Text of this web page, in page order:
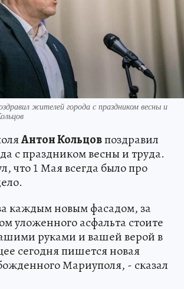
жителей города с праздником весны и
Антон Кольцовпоздравил
с праздником весны и труда.
что 1 Мая всегда было про
каждым новым фасадом, за
уложенного асфальта стоите
руками и вашей верой в
сегодня пишется новая
Мариуполя, - сказал